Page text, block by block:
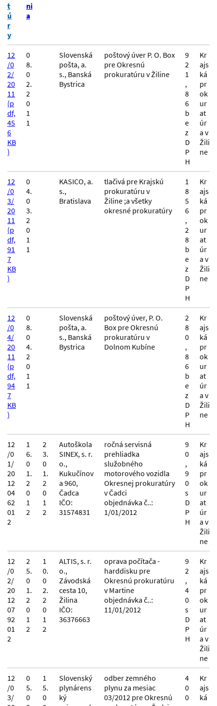
t
ú
r
y
ni
a
12
/0
2/
20
11
(p
df,
45
6
KB
)
0
8.
0
2.
2
0
1
1
Slovenská
pošta, a.
s., Banská
Bystrica
poštový úver P. O. Box
pre Okresnú
prokuratúru v Žiline
9
2
1
,
8
6
b
e
z
D
P
H
Kr
ajs
ká
pr
ok
ur
at
úr
a v
Žili
ne
12
/0
3/
20
11
(p
df,
91
7
KB
)
0
4.
0
3.
2
0
1
1
KASICO, a.
s.,
Bratislava
tlačivá pre Krajskú
prokuratúru v
Žiline ;a všetky
okresné prokuratúry
1
8
5
6
,
2
8
b
e
z
D
P
H
Kr
ajs
ká
pr
ok
ur
at
úr
a v
Žili
ne
12
/0
4/
20
11
(p
df,
94
7
KB
)
0
8.
0
4.
2
0
1
1
Slovenská
pošta, a.
s., Banská
Bystrica
poštový úver, P. O.
Box pre Okresnú
prokuratúru v
Dolnom Kubíne
2
8
0
,
8
6
b
e
z
D
P
H
Kr
ajs
ká
pr
ok
ur
at
úr
a v
Žili
ne
12
/0
1/
20
12
04
62
01
2
1
6.
0
1.
2
0
1
2
2
3.
0
1.
2
0
1
2
Autoškola
SINEX, s. r.
o.,
Kukučínov
a 960,
Čadca
IČO:
31574831
ročná servisná
prehliadka
služobného
motorového vozidla
Okresnej prokuratúry
v Čadci
objednávka č..:
1/01/2012
9
0
,
9
0
s
D
P
H
Kr
ajs
ká
pr
ok
ur
at
úr
a v
Žili
ne
12
/0
2/
20
12
07
92
01
2
2
5.
0
1.
2
0
1
2
1
0.
0
2.
2
0
1
2
ALTIS, s. r.
o.,
Závodská
cesta 10,
Žilina
IČO:
36376663
oprava počítača -
harddisku pre
Okresnú prokuratúru
v Martine
objednávka č..:
11/01/2012
9
2
,
4
0
s
D
P
H
Kr
ajs
ká
pr
ok
ur
at
úr
a v
Žili
ne
12
/0
3/
0
5.
0
1
5.
0
Slovenský
plynárens
ký
odber zemného
plynu za mesiac
03/2012 pre Okresnú
4
0
0
Kr
ajs
ká